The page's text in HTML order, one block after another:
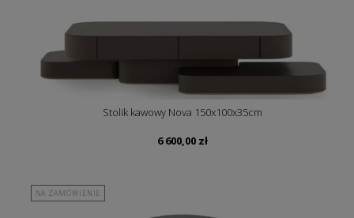
Stolik kawowy Nova 150x100x35cm
6 600,00 zł
NA ZAMÓWIENIE